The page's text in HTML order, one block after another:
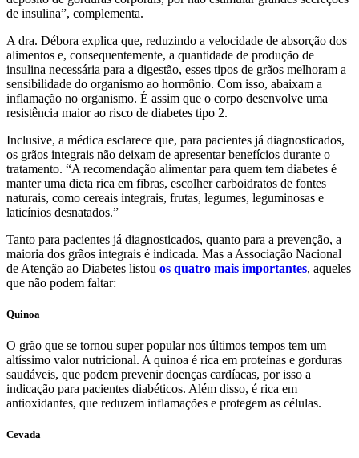
de insulina”, complementa.
A dra. Débora explica que, reduzindo a velocidade de absorção dos
alimentos e, consequentemente, a quantidade de produção de
insulina necessária para a digestão, esses tipos de grãos melhoram a
sensibilidade do organismo ao hormônio. Com isso, abaixam a
inflamação no organismo. É assim que o corpo desenvolve uma
resistência maior ao risco de diabetes tipo 2.
Inclusive, a médica esclarece que, para pacientes já diagnosticados,
os grãos integrais não deixam de apresentar benefícios durante o
tratamento. “A recomendação alimentar para quem tem diabetes é
manter uma dieta rica em fibras, escolher carboidratos de fontes
naturais, como cereais integrais, frutas, legumes, leguminosas e
laticínios desnatados.”
Tanto para pacientes já diagnosticados, quanto para a prevenção, a
maioria dos grãos integrais é indicada. Mas a Associação Nacional
de Atenção ao Diabetes listou os quatro mais importantes, aqueles
que não podem faltar:
Quinoa
O grão que se tornou super popular nos últimos tempos tem um
altíssimo valor nutricional. A quinoa é rica em proteínas e gorduras
saudáveis, que podem prevenir doenças cardíacas, por isso a
indicação para pacientes diabéticos. Além disso, é rica em
antioxidantes, que reduzem inflamações e protegem as células.
Cevada